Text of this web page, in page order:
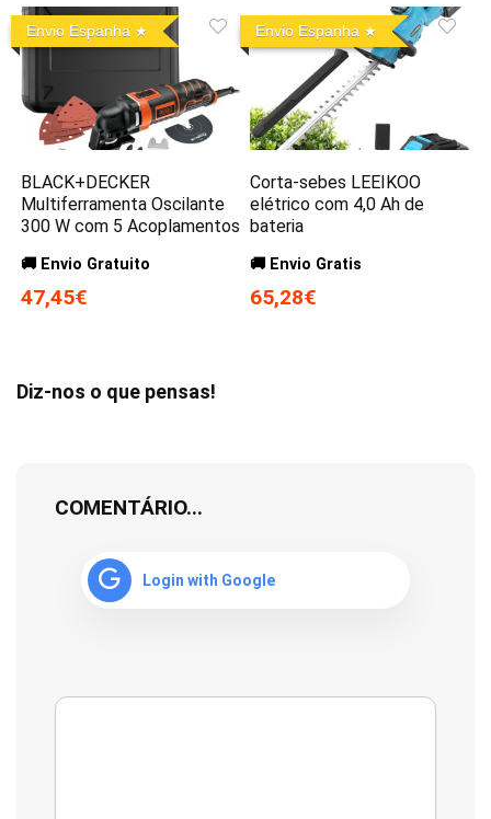
Envio Espanha
BLACK+DECKER
Multiferramenta Oscilante
300 W com 5 Acoplamentos
🚚 Envio Gratuito
47,45€
Envio Espanha
Corta-sebes LEEIKOO
elétrico com 4,0 Ah de
bateria
🚚 Envio Gratis
65,28€
Diz-nos o que pensas!
COMENTÁRIO...
Login with Google